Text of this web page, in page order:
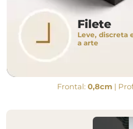
Filete
Leve, discreta
a arte
Frontal: 0,8cm |